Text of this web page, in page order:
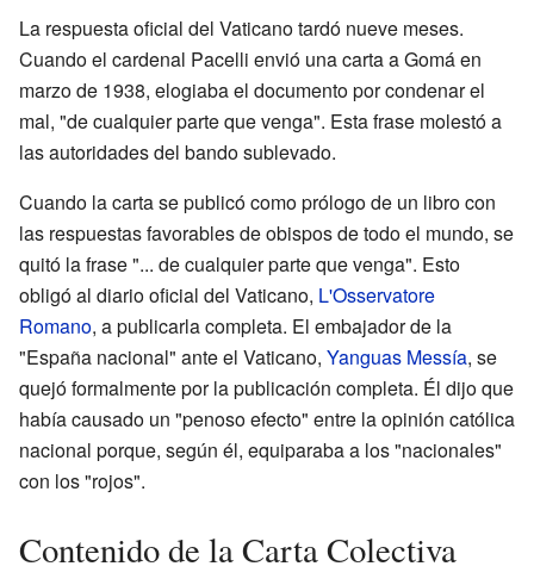
La respuesta oficial del Vaticano tardó nueve meses.
Cuando el cardenal Pacelli envió una carta a Gomá en
marzo de 1938, elogiaba el documento por condenar el
mal, "de cualquier parte que venga". Esta frase molestó a
las autoridades del bando sublevado.
Cuando la carta se publicó como prólogo de un libro con
las respuestas favorables de obispos de todo el mundo, se
quitó la frase "... de cualquier parte que venga". Esto
obligó al diario oficial del Vaticano, L'Osservatore
Romano, a publicarla completa. El embajador de la
"España nacional" ante el Vaticano, Yanguas Messía, se
quejó formalmente por la publicación completa. Él dijo que
había causado un "penoso efecto" entre la opinión católica
nacional porque, según él, equiparaba a los "nacionales"
con los "rojos".
Contenido de la Carta Colectiva